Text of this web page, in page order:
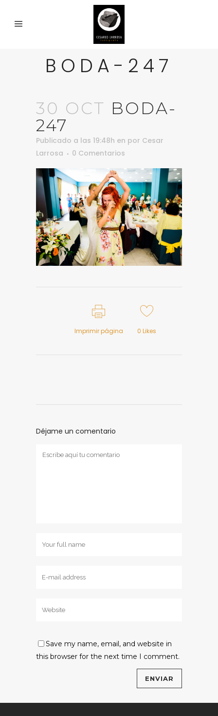
BODA-247
30 OCT BODA-
247
Publicado a las 19:48h en por Cesar
Larrosa
0 Comentarios
Imprimir página 0 Likes
Déjame un comentario
Save my name, email, and website in
this browser for the next time I comment.